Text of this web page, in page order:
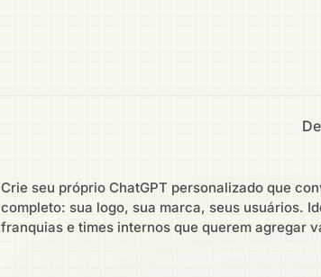
Crie seu próprio ChatGPT personalizado que
completo: sua logo, sua marca, seus usuários.
franquias e times internos que querem agregar